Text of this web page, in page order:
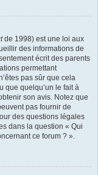
de 1998) est une loi aux
des informations de
écrit des parents
permettant
pas sûr que cela
que quelqu’un le fait à
son avis. Notez que
pas fournir de
des questions légales
dans la question « Qui
ce forum ? ».